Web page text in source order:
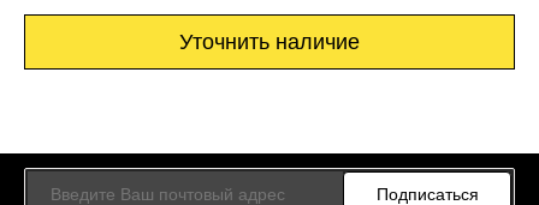
Уточнить наличие
Подписаться